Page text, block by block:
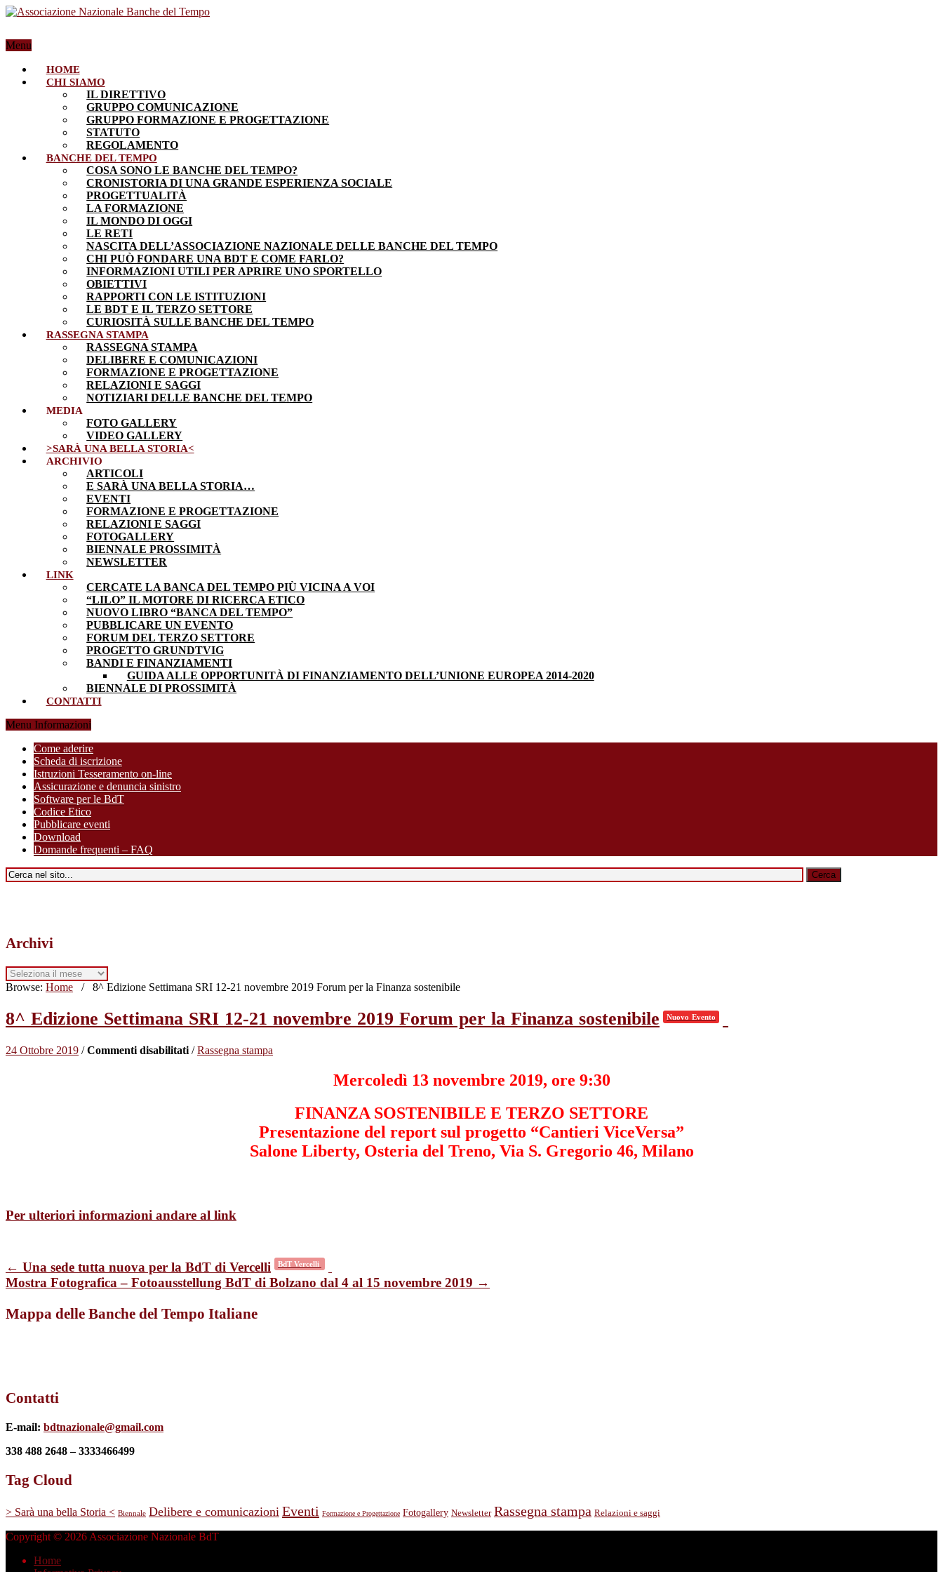
Menu
HOME
CHI SIAMO
IL DIRETTIVO
GRUPPO COMUNICAZIONE
GRUPPO FORMAZIONE E PROGETTAZIONE
STATUTO
REGOLAMENTO
BANCHE DEL TEMPO
COSA SONO LE BANCHE DEL TEMPO?
CRONISTORIA DI UNA GRANDE ESPERIENZA SOCIALE
PROGETTUALITÀ
LA FORMAZIONE
IL MONDO DI OGGI
LE RETI
NASCITA DELL’ASSOCIAZIONE NAZIONALE DELLE BANCHE DEL TEMPO
CHI PUÒ FONDARE UNA BDT E COME FARLO?
INFORMAZIONI UTILI PER APRIRE UNO SPORTELLO
OBIETTIVI
RAPPORTI CON LE ISTITUZIONI
LE BDT E IL TERZO SETTORE
CURIOSITÀ SULLE BANCHE DEL TEMPO
RASSEGNA STAMPA
RASSEGNA STAMPA
DELIBERE E COMUNICAZIONI
FORMAZIONE E PROGETTAZIONE
RELAZIONI E SAGGI
NOTIZIARI DELLE BANCHE DEL TEMPO
MEDIA
FOTO GALLERY
VIDEO GALLERY
>SARÀ UNA BELLA STORIA<
ARCHIVIO
ARTICOLI
E SARÀ UNA BELLA STORIA…
EVENTI
FORMAZIONE E PROGETTAZIONE
RELAZIONI E SAGGI
FOTOGALLERY
BIENNALE PROSSIMITÀ
NEWSLETTER
LINK
CERCATE LA BANCA DEL TEMPO PIÙ VICINA A VOI
“LILO” IL MOTORE DI RICERCA ETICO
NUOVO LIBRO “BANCA DEL TEMPO”
PUBBLICARE UN EVENTO
FORUM DEL TERZO SETTORE
PROGETTO GRUNDTVIG
BANDI E FINANZIAMENTI
GUIDA ALLE OPPORTUNITÀ DI FINANZIAMENTO DELL’UNIONE EUROPEA 2014-2020
BIENNALE DI PROSSIMITÀ
CONTATTI
Menu Informazioni
Come aderire
Scheda di iscrizione
Istruzioni Tesseramento on-line
Assicurazione e denuncia sinistro
Software per le BdT
Codice Etico
Pubblicare eventi
Download
Domande frequenti – FAQ
Archivi
Archivi
Browse: Home / 8^ Edizione Settimana SRI 12-21 novembre 2019 Forum per la Finanza sostenibile
8^ Edizione Settimana SRI 12-21 novembre 2019 Forum per la Finanza sostenibile Nuovo Evento
24 Ottobre 2019 /Commenti disabilitatisu
sostenibile
Evento
/Rassegna stampa
Mercoledì 13 novembre 2019, ore 9:30
FINANZA SOSTENIBILE E TERZO SETTORE
Presentazione del report sul progetto “Cantieri ViceVersa”
Salone Liberty, Osteria del Treno, Via S. Gregorio 46, Milano
Per ulteriori informazioni andare al link
← Una sede tutta nuova per la BdT di Vercelli BdT Vercelli
Mostra Fotografica – Fotoausstellung BdT di Bolzano dal 4 al 15 novembre 2019 →
Mappa delle Banche del Tempo Italiane
Contatti
E-mail: bdtnazionale@gmail.com
338 488 2648 – 3333466499
Tag Cloud
> Sarà una bella Storia < Biennale Delibere e comunicazioni Eventi Formazione e Progettazione Fotogallery Newsletter Rassegna stampa Relazioni e saggi
Copyright © 2026 Associazione Nazionale BdT
Home